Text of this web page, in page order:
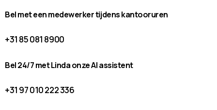
Bel met een medewerker tijdens kantooruren
+31 85 081 8900
Bel 24/7 met Linda onze AI assistent
+31 97 010 222 336